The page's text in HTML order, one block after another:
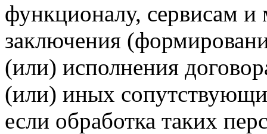
функционалу, сервисам и
заключения
(или) исполнения
(или) иных
если обработка таких